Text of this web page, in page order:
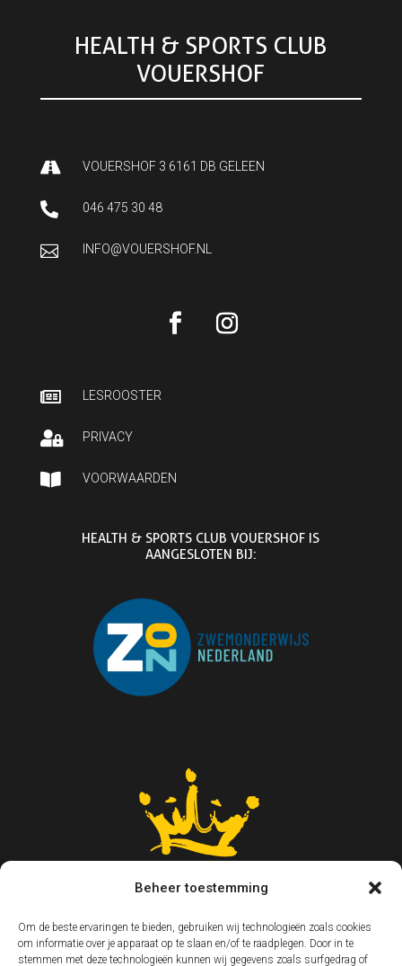
Beheer toestemming
Om de beste ervaringen te bieden, gebruiken wij technologieën zoals cookies
om informatie over je apparaat op te slaan en/of te raadplegen. Door in te
stemmen met deze technologieën kunnen wij gegevens zoals surfgedrag of
HEALTH & SPORTS CLUB
VOUERSHOF
 VOUERSHOF 3 6161 DB GELEEN
 046 475 30 48
 INFO@VOUERSHOF.NL
 LESROOSTER
 PRIVACY
 VOORWAARDEN
HEALTH & SPORTS CLUB VOUERSHOF IS
AANGESLOTEN BIJ: